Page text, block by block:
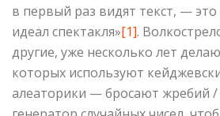
в первый раз видят текст, —
идеал спектакля»[1].
другие, уже несколько лет
которых используют
алеаторики — бросают жребий /